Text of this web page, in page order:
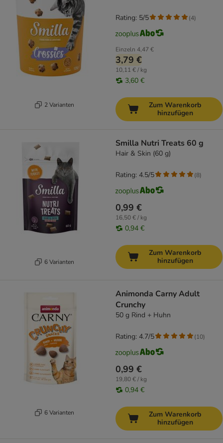
2 Varianten
Einzeln 4,47 €
3,79 €
10,11 € / kg
3,60 €
Rating: 5/5 (4)
Zum Warenkorb
hinzufügen
6 Varianten
Smilla Nutri Treats 60 g
Hair & Skin (60 g)
0,99 €
16,50 € / kg
0,94 €
Rating: 4.5/5 (8)
Zum Warenkorb
hinzufügen
6 Varianten
Animonda Carny Adult
Crunchy
50 g Rind + Huhn
0,99 €
19,80 € / kg
0,94 €
Rating: 4.7/5 (10)
Zum Warenkorb
hinzufügen